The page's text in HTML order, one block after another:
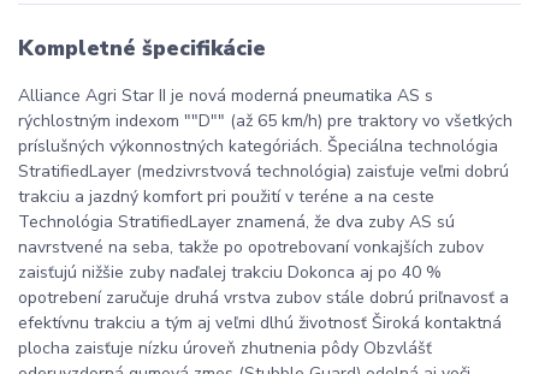
Kompletné špecifikácie
Alliance Agri Star II je nová moderná pneumatika AS s
rýchlostným indexom ""D"" (až 65 km/h) pre traktory vo všetkých
príslušných výkonnostných kategóriách. Špeciálna technológia
StratifiedLayer (medzivrstvová technológia) zaisťuje veľmi dobrú
trakciu a jazdný komfort pri použití v teréne a na ceste
Technológia StratifiedLayer znamená, že dva zuby AS sú
navrstvené na seba, takže po opotrebovaní vonkajších zubov
zaisťujú nižšie zuby naďalej trakciu Dokonca aj po 40 %
opotrebení zaručuje druhá vrstva zubov stále dobrú priľnavosť a
efektívnu trakciu a tým aj veľmi dlhú životnosť Široká kontaktná
plocha zaisťuje nízku úroveň zhutnenia pôdy Obzvlášť